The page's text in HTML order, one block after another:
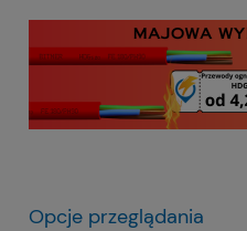
Opcje przeglądania